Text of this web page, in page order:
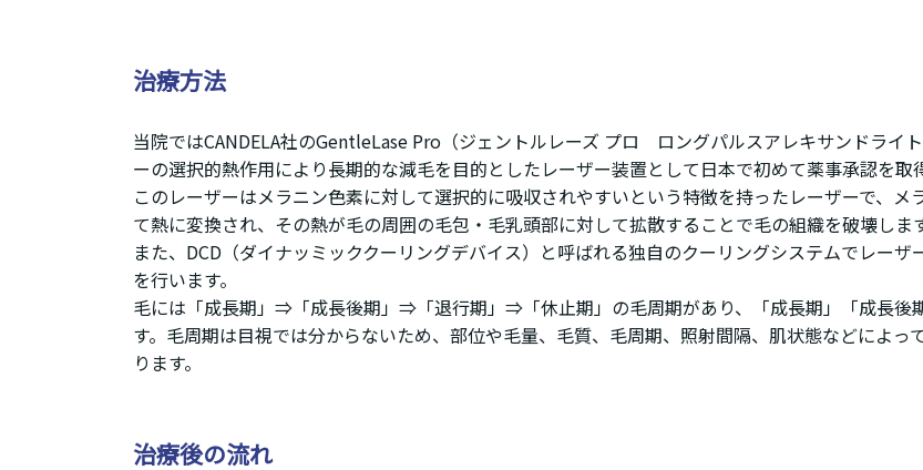
治療方法
当院ではCANDELA社のGentleLase Pro（ジェントルレーズ プロ ロングパルスアレキサンドライ
ーの選択的熱作用により長期的な減毛を目的としたレーザー装置として日本で初めて薬事承認を取
このレーザーはメラニン色素に対して選択的に吸収されやすいという特徴を持ったレーザーで、
て熱に変換され、その熱が毛の周囲の毛包・毛乳頭部に対して拡散することで毛の組織を破壊します
また、DCD（ダイナッミッククーリングデバイス）と呼ばれる独自のクーリングシステムでレー
を行います。
毛には「成長期」⇒「成長後期」⇒「退行期」⇒「休止期」の毛周期があり、「成長期」「成長後
す。毛周期は目視では分からないため、部位や毛量、毛質、毛周期、照射間隔、肌状態などによ
ります。
治療後の流れ